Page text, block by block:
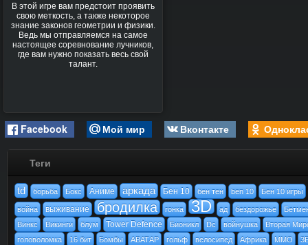
В этой игре вам предстоит проявить
свою меткость, а также некоторое
знание законов геометрии и физики.
Ведь мы отправляемся на самое
настоящее соревнование лучников,
где вам нужно показать весь свой
талант.
Facebook Мой мир Вконтакте
Теги
td борьба Бокс Аниме аркада Бен 10 бен тен ben 10 Бен 10 игры
война выживание бродилка гонка 3D ад бездорожье
Винкс
Викинги блум Tower Defence Бионикл Dc войнушка
Вторая
головоломка
16 бит Бомбы АВАТАР гольф велосипед Африка MMO